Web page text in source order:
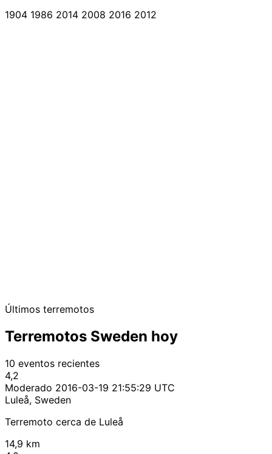
1904 1986 2014 2008 2016 2012
Últimos terremotos
Terremotos Sweden hoy
10 eventos recientes
4,2
Moderado 2016-03-19 21:55:29 UTC
Luleå, Sweden
Terremoto cerca de Luleå
14,9 km